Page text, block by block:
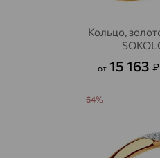
Кольцо,
от 15 163 ₽
64%